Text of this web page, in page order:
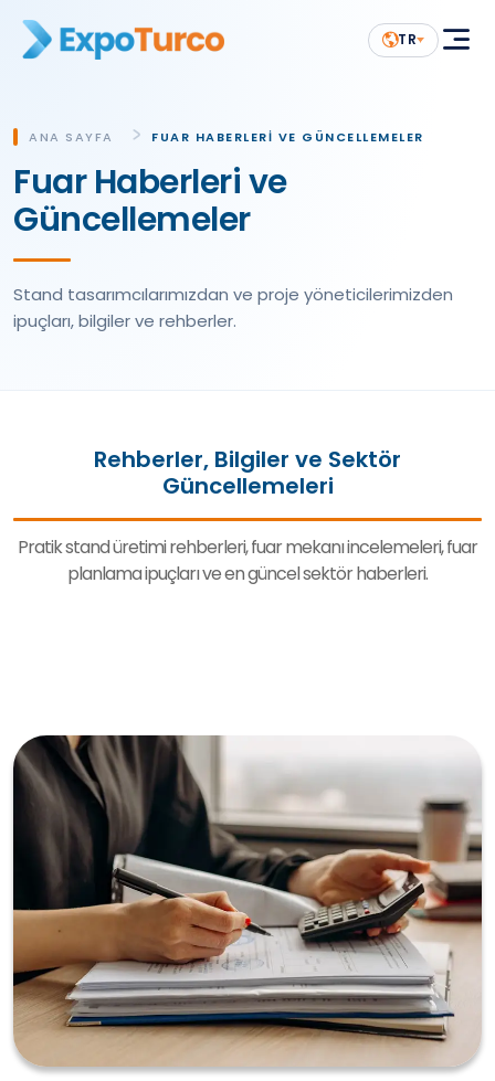
TR
Fuar Haberleri ve
Güncellemeler
Stand tasarımcılarımızdan ve proje yöneticilerimizden
ipuçları, bilgiler ve rehberler.
ANA SAYFA FUAR HABERLERI VE GÜNCELLEMELER
Rehberler, Bilgiler ve Sektör
Güncellemeleri
Pratik stand üretimi rehberleri, fuar mekanı incelemeleri, fuar
planlama ipuçları ve en güncel sektör haberleri.